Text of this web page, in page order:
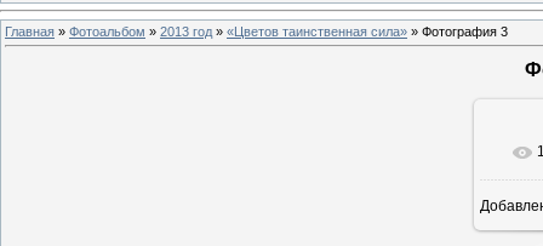
Главная » Фотоальбом » 2013 год » «Цветов таинственная сила» » Фотография 3